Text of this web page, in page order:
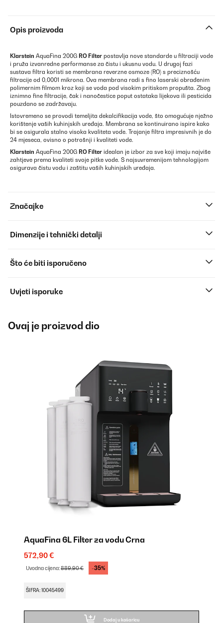
Opis proizvoda
Klarstein AquaFina 200G RO Filter postavlja nove standarde u filtraciji vode
i pruža izvanredne performanse za čistu i ukusnu vodu. U drugoj fazi
sustava filtra koristi se membrana reverzne osmoze (RO) s preciznošću
filtracije od 0,0001 mikrona. Ova membrana radi s fino laserski obrađenim
polimernim filmom kroz koji se voda pod visokim pritiskom propušta. Zbog
iznimno fine filtracije, čak i nanočestice poput ostataka lijekova ili pesticida
pouzdano se zadržavaju.
Istovremeno se provodi temeljita dekalcifikacija vode, što omogućuje nježno
korištenje vaših kuhinjskih uređaja. Membrana se kontinuirano ispire kako
bi se osigurala stalno visoka kvaliteta vode. Trajanje filtra impresivnih je do
24 mjeseca, ovisno o potrošnji i kvaliteti vode.
Klarstein AquaFina 200G RO Filter idealan je izbor za sve koji imaju najviše
zahtjeve prema kvaliteti svoje pitke vode. S najsuvremenijom tehnologijom
osigurava čistu vodu i zaštitu vaših kuhinjskih uređaja.
Značajke
Dimenzije i tehnički detalji
Što će biti isporučeno
Uvjeti isporuke
Ovaj je proizvod dio
AquaFina 6L Filter za vodu Crna
572,90 €
Uvodna cijena:889,90 € -35%
ŠIFRA: 10045499
Dodaj u košaricu